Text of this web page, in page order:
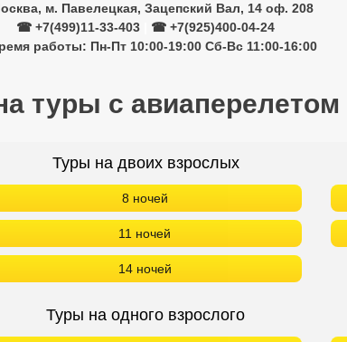
м. Павелецкая, Зацепский Вал, 14 оф. 208
☎ +7(499)11-33-403
☎ +7(925)400-04-24
работы: Пн-Пт 10:00-19:00 Сб-Вс 11:00-16:00
туры с
Туры на двоих взрослых
8 ночей
11 ночей
14 ночей
Туры на одного взрослого